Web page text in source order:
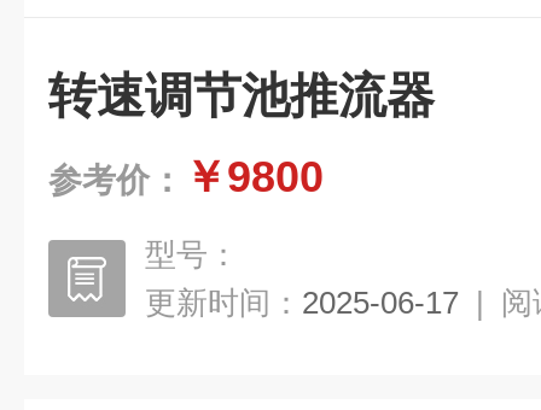
转速调节池推流器
参考价： ￥9800
型号：
更新时间： 2025-06-17 | 阅